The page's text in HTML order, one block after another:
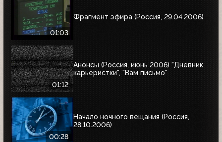
01:03
Фрагмент эфира (Россия, 29.04.2006)
01:12
Анонсы (Россия, июнь 2006) "Дневник
карьеристки", "Вам письмо"
00:28
Начало ночного вещания (Россия,
28.10.2006)